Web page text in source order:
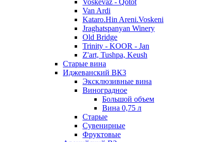
Voskevaz - Qotot
Van Ardi
Kataro.Hin Areni.Voskeni
Jraghatspanyan Winery
Old Bridge
Trinity - KOOR - Jan
Z'art, Tushpa, Keush
Старые вина
Иджеванский ВК3
Эксклюзивные вина
Виноградное
Большой объем
Вина 0,75 л
Старые
Сувенирные
Фруктовые